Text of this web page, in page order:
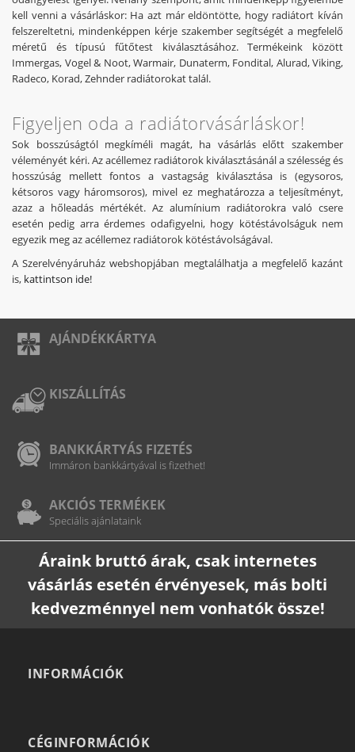
kell venni a vásárláskor: Ha azt már eldöntötte, hogy radiátort kíván
felszereltetni, mindenképpen kérje szakember segítségét a megfelelő
méretű és típusú fűtőtest kiválasztásához. Termékeink között
Immergas, Vogel & Noot, Warmair, Dunaterm, Fondital, Alurad, Viking,
Radeco, Korad, Zehnder radiátorokat talál.
Figyeljen oda a radiátorvásárláskor!
Sok bosszúságtól megkíméli magát, ha vásárlás előtt szakember
véleményét kéri. Az acéllemez radiátorok kiválasztásánál a szélesség és
hosszúság mellett fontos a vastagság kiválasztása is (egysoros,
kétsoros vagy háromsoros), mivel ez meghatározza a teljesítményt,
azaz a hőleadás mértékét. Az alumínium radiátorokra való csere
esetén pedig arra érdemes odafigyelni, hogy kötéstávolságuk nem
egyezik meg az acéllemez radiátorok kötéstávolságával.
A Szerelvényáruház webshopjában megtalálhatja a megfelelő kazánt
is, kattintson ide!
AJÁNDÉKKÁRTYA
KISZÁLLÍTÁS
BANKKÁRTYÁS FIZETÉS
Immáron bankkártyával is fizethet!
AKCIÓS TERMÉKEK
Speciális ajánlataink
Áraink bruttó árak, csak internetes
vásárlás esetén érvényesek, más bolti
kedvezménnyel nem vonhatók össze!
INFORMÁCIÓK
CÉGINFORMÁCIÓK